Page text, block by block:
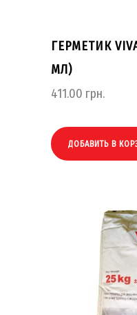
ГЕРМЕТИК
МЛ)
411.00 грн.
ДОБАВИТЬ В